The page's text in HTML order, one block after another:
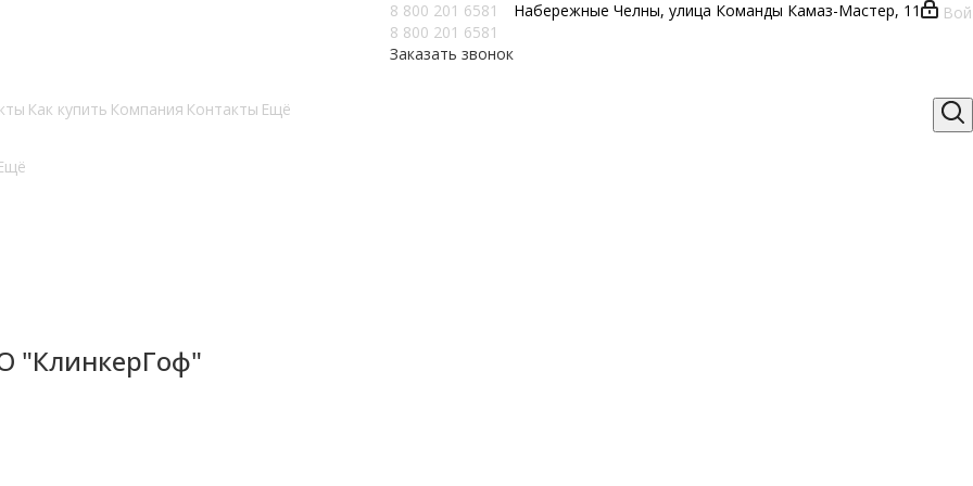
Набережные Челны, улица Команды Камаз-Мастер, 11
8 800 201 6581
8 800 201 6581
Заказать звонок
Как купить Компания Контакты Ещё
"КлинкерГоф"